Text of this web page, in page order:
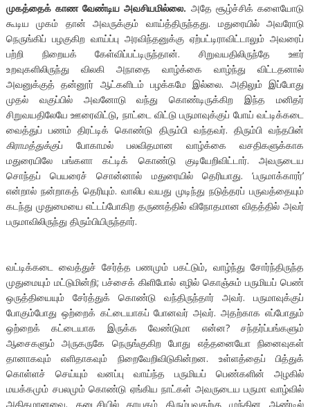
முகத்தைக் காண வேண்டிய அவசியமில்லை. அதே சூழ்ச்சிக் களையோடு
கூடிய முகம் தான் அவருக்கும் வாய்த்திருந்தது. மதுரையில் அவரோடு
நெருங்கிப் பழகுகிற வாய்ப்பு அரவிந்தனுக்கு ஏற்பட்டிராவிட்டாலும் அவரைப்
பற்றி நிறையக் கேள்விப்பட்டிருந்தான். சிறுவயதிலிருந்தே ஊர்
உறவுகளிலிருந்து விலகி அநாதை வாழ்க்கை வாழ்ந்து விட்டதனால்
அவனுக்குத் தன்னூர் ஆட்களிடம் பழக்கமே இல்லை. அதிலும் இப்போது
முதல் வகுப்பில் அவனோடு வந்து கொண்டிருக்கிற இந்த மனிதர்
சிறுவயதிலேயே ஊரைவிட்டு, நாட்டை விட்டு பருமாவுக்குப் போய் வட்டிக்கடை
வைத்துப் பணம் திரட்டிக் கொண்டு திரும்பி வந்தவர். திரும்பி வந்தபின்
கிராமத்துக்குப் போகாமல் பலவிதமான வாழ்க்கை வசதிகளுக்காக
மதுரையிலே பங்களா கட்டிக் கொண்டு குடியேறிவிட்டார். அவருடைய
சொந்தப் பெயரைச் சொன்னால் மதுரையில் தெரியாது. ‘பருமாக்காரர்’
என்றால் நன்றாகத் தெரியும். வாலிப வயது முடிந்து நடுத்தரப் பருவத்தையும்
கடந்து முதுமையை எட்டப்போகிற தருணத்தில் விநோதமான விதத்தில் அவர்
பருமாவிலிருந்து திரும்பியிருந்தார்.
வட்டிக்கடை வைத்துச் சேர்த்த பணமும் பகட்டும், வாழ்ந்து சோர்ந்திருந்த
முதுமையும் மட்டுமின்றி; பச்சைக் கிளிபோல் எழில் கொஞ்சும் பருமியப் பெண்
ஒருத்தியையும் சேர்த்துக் கொண்டு வந்திருந்தார் அவர். பருமாவுக்குப்
போகும்போது ஒற்றைக் கட்டையாகப் போனவர் அவர். அதற்காக எப்போதும்
ஒற்றைக் கட்டையாக இருக்க வேண்டுமா என்ன? சந்தர்ப்பங்களும்
ஆசைகளும் அருகருகே நெருங்குகிற போது எத்தனையோ நினைவுகள்
தானாகவும் எளிதாகவும் நிறைவேறிவிடுகின்றன. உள்ளத்தைப் பித்துக்
கொள்ளச் செய்யும் வனப்பு வாய்ந்த பருமியப் பெண்களின் அழகில்
மயக்கமும் சபலமும் கொண்டு ஏங்கிய நாட்கள் அவருடைய பருமா வாழ்வில்
அதிகமானவை. கடைசியில் தாயகம் திரும்புவதற்கு முந்தின ஆண்டில்